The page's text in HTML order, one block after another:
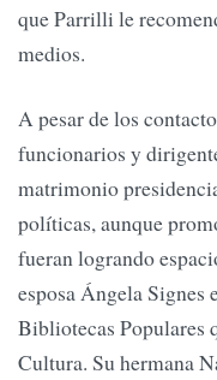
que Parrilli le
medios.
A pesar de los
funcionarios y
matrimonio
políticas, aunque
fueran logrando
esposa Ángela Signes
Bibliotecas Populares
Cultura. Su hermana